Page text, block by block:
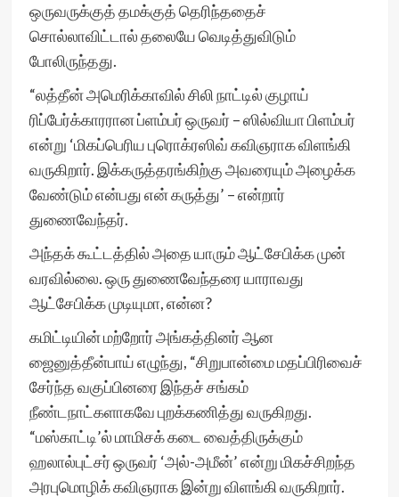
ஒருவருக்குத் தமக்குத் தெரிந்ததைச்
சொல்லாவிட்டால் தலையே வெடித்துவிடும்
போலிருந்தது.
“லத்தீன் அமெரிக்காவில் சிலி நாட்டில் குழாய்
ரிப்பேர்க்காரரான ப்ளம்பர் ஒருவர் – ஸில்வியா பிளம்பர்
என்று ‘மிகப்பெரிய புரொக்ரஸிவ் கவிஞராக விளங்கி
வருகிறார். இக்கருத்தரங்கிற்கு அவரையும் அழைக்க
வேண்டும் என்பது என் கருத்து’ – என்றார்
துணைவேந்தர்.
அந்தக் கூட்டத்தில் அதை யாரும் ஆட்சேபிக்க முன்
வரவில்லை. ஒரு துணைவேந்தரை யாராவது
ஆட்சேபிக்க முடியுமா, என்ன?
கமிட்டியின் மற்றோர் அங்கத்தினர் ஆன
ஜைனுத்தீன்பாய் எழுந்து, “சிறுபான்மை மதப்பிரிவைச்
சேர்ந்த வகுப்பினரை இந்தச் சங்கம்
நீண்டநாட்களாகவே புறக்கணித்து வருகிறது.
“மஸ்காட்டி’ல் மாமிசக் கடை வைத்திருக்கும்
ஹலால்புட்சர் ஒருவர் ‘அல்-அமீன்’ என்று மிகச்சிறந்த
அரபுமொழிக் கவிஞராக இன்று விளங்கி வருகிறார்.